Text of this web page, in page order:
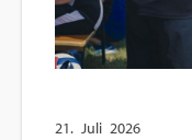
21. Juli 2026